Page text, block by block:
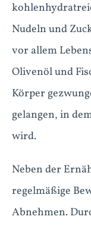
Nudeln und
vor allem
Olivenöl und
Körper
gelangen, in
wird.
Neben der
regelmäßige
Abnehmen.